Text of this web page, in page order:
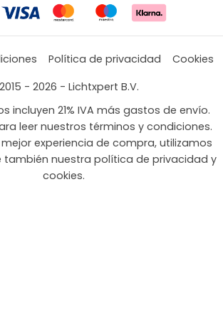
Política de privacidad
Cookies
- 2026 - Lichtxpert B.V.
incluyen 21% IVA más gastos de envío.
leer nuestros términos y condiciones.
experiencia de compra, utilizamos
también nuestra política de privacidad y
cookies.